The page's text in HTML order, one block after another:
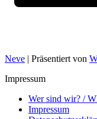
Neve | Präsentiert von
Impressum
Wer sind wir? /
Impressum